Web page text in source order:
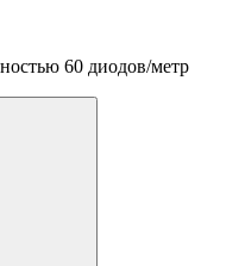
60 диодов/метр